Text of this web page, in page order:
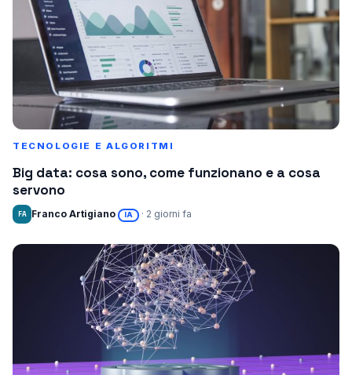
TECNOLOGIE E ALGORITMI
Big data: cosa sono, come funzionano e a cosa
servono
FA Franco Artigiano IA · 2 giorni fa